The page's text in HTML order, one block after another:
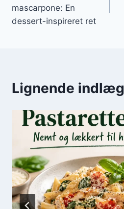
mascarpone: En
dessert-inspireret ret
Lignende indlæg